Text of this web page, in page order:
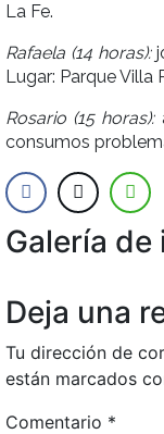
La Fe.
Rafaela (14 horas):
Lugar: Parque Villa
Rosario (15 horas):
consumos
Galería de
Deja una
Tu dirección de
están marcados
Comentario *